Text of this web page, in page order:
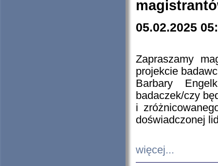
05.02.2025
Zapraszamy
projekcie
Barbary
badaczek/czy
i
doświadczonej
więcej...